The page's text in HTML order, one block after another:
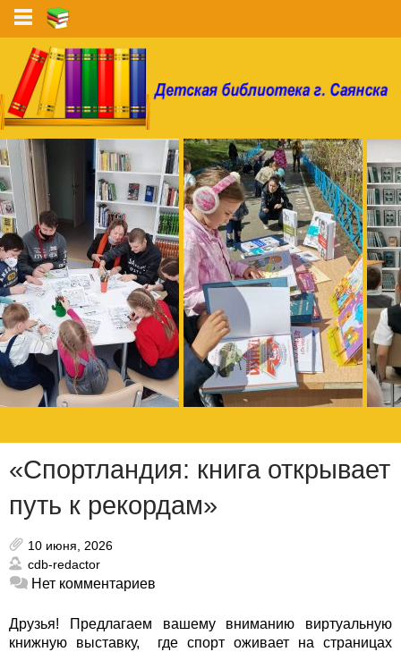
«Спортландия: книга открывает
путь к рекордам»
10 июня, 2026
cdb-redactor
Нет комментариев
Друзья! Предлагаем вашему вниманию виртуальную
книжную выставку, где спорт оживает на страницах